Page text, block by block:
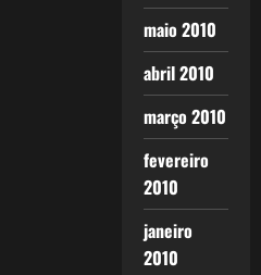
maio 2010
abril 2010
março 2010
fevereiro
2010
janeiro
2010